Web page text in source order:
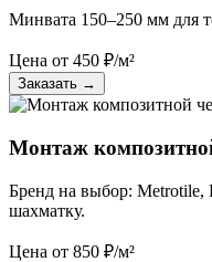
Минвата 150–250 мм для
Цена от 450 ₽/м²
Заказать →
Монтаж
Бренд на выбор: Metrotile,
шахматку.
Цена от 850 ₽/м²